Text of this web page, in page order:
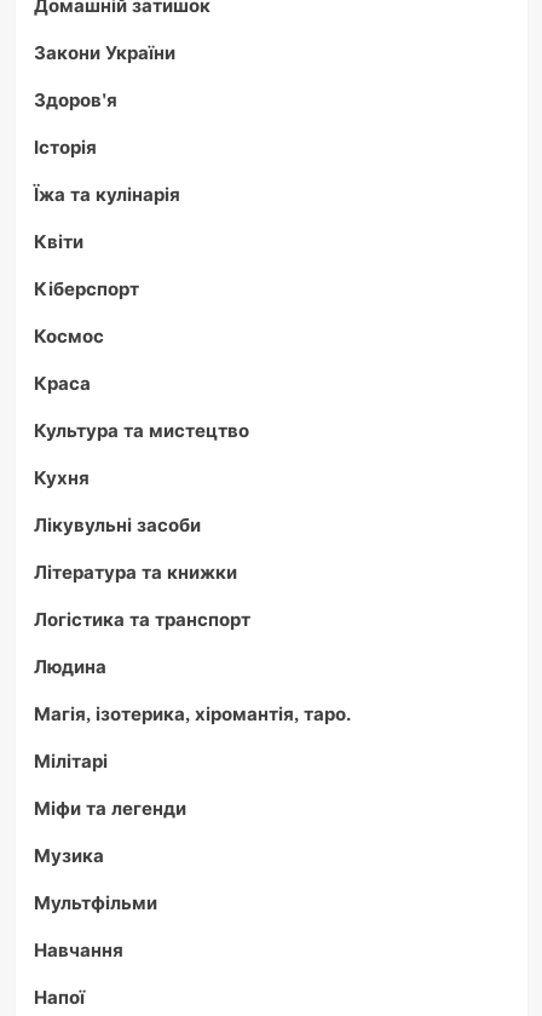
Закони України
Здоров'я
Історія
Їжа та кулінарія
Квіти
Кіберспорт
Космос
Краса
Культура та мистецтво
Кухня
Лікувульні засоби
Література та книжки
Логістика та транспорт
Людина
Магія, ізотерика, хіромантія, таро.
Мілітарі
Міфи та легенди
Музика
Мультфільми
Навчання
Напої